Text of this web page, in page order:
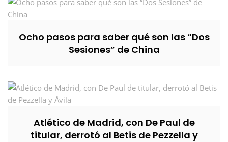
Ocho pasos para saber qué son las “Dos
Sesiones” de China
Atlético de Madrid, con De Paul de
titular, derrotó al Betis de Pezzella y